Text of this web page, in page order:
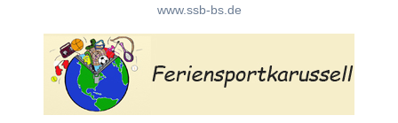
www.ssb-bs.de